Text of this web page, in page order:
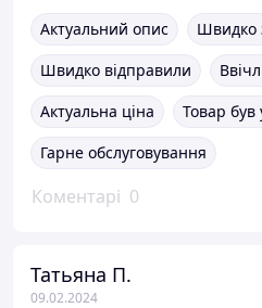
Актуальний опис
Швидко
Швидко відправили
Актуальна ціна
Товар був
Гарне обслуговування
Коментарі 0
Татьяна П.
09.02.2024